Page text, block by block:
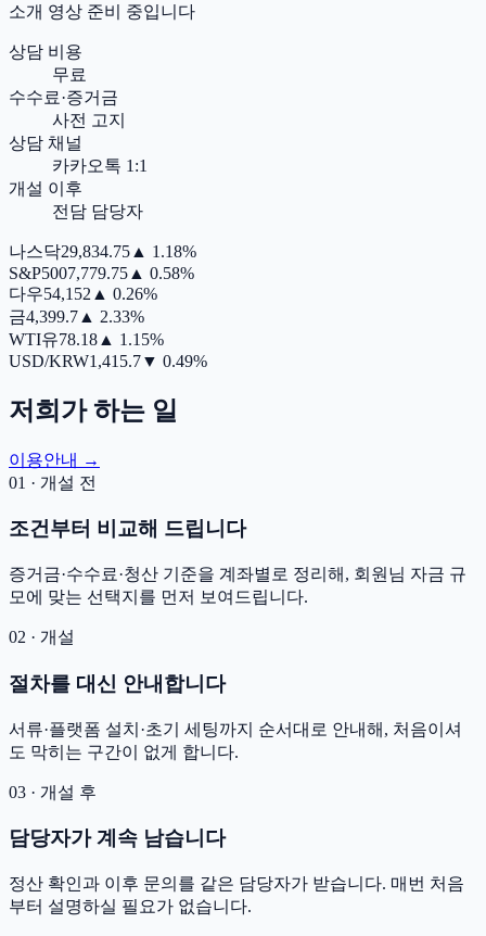
소개 영상 준비 중입니다
상담 비용
무료
수수료·증거금
사전 고지
상담 채널
카카오톡 1:1
개설 이후
전담 담당자
나스닥29,834.75 ▲ 1.18%
S&P5007,779.75 ▲ 0.58%
다우54,152 ▲ 0.26%
금4,399.7 ▲ 2.33%
WTI유78.18 ▲ 1.15%
USD/KRW1,415.7▼ 0.49%
저희가 하는 일
이용안내 →
01 · 개설 전
조건부터 비교해 드립니다
증거금·수수료·청산 기준을 계좌별로 정리해, 회원님 자금 규
모에 맞는 선택지를 먼저 보여드립니다.
02 · 개설
절차를 대신 안내합니다
서류·플랫폼 설치·초기 세팅까지 순서대로 안내해, 처음이셔
도 막히는 구간이 없게 합니다.
03 · 개설 후
담당자가 계속 남습니다
정산 확인과 이후 문의를 같은 담당자가 받습니다. 매번 처음
부터 설명하실 필요가 없습니다.